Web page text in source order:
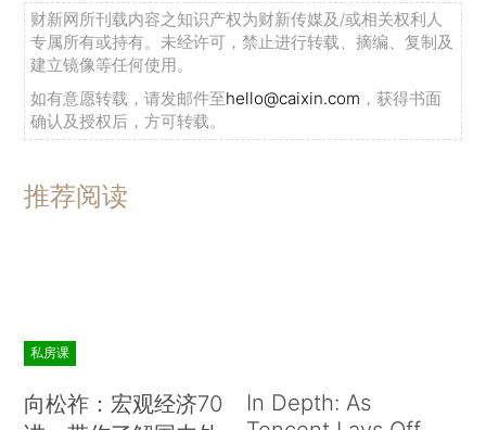
财新网所刊载内容之知识产权为财新传媒及/或相关权利人
专属所有或持有。未经许可，禁止进行转载、摘编、复制及
建立镜像等任何使用。
如有意愿转载，请发邮件至hello@caixin.com ，获得书面
确认及授权后，方可转载。
推荐阅读
私房课
向松祚：宏观经济70
In Depth: As